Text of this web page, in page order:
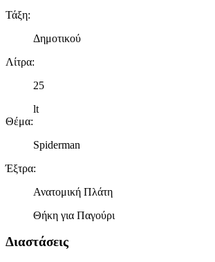
Τάξη:
Δημοτικού
Λίτρα:
25
lt
Θέμα:
Spiderman
Έξτρα:
Ανατομική Πλάτη
Θήκη για Παγούρι
Διαστάσεις